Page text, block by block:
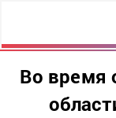
Во время